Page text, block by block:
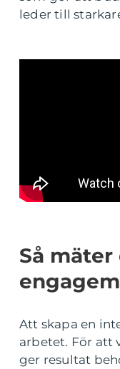
leder till
Så
Att skapa en
arbetet. För att
ger resultat